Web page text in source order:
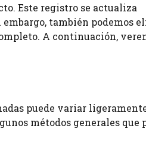
Este registro se actualiza
también podemos
A continuación,
puede variar
métodos generales que